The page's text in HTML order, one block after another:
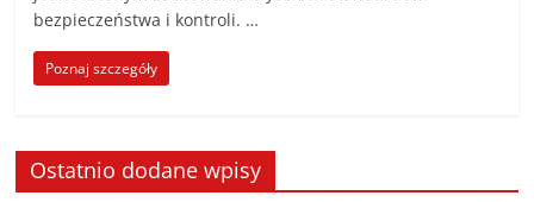
bezpieczeństwa i kontroli. …
Poznaj szczegóły
Ostatnio dodane wpisy